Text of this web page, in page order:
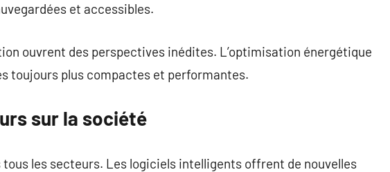
et accessibles.
ouvrent des perspectives inédites. L’optimisation énergétique
toujours plus compactes et performantes.
sur la société
les secteurs. Les logiciels intelligents offrent de nouvelles